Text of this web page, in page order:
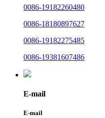
0086-19182260480
0086-18180897627
0086-19182275485
0086-19381607486
E-mail
E-mail